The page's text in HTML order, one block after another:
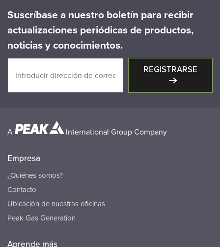
Suscríbase a nuestro boletín para recibir
actualizaciones periódicas de productos,
noticias y conocimientos.
REGISTRARSE
A International Group Company
Empresa
¿Quiénes somos?
Contacto
Ubicación de nuestras oficinas
Peak Gas Generation
Aprende más